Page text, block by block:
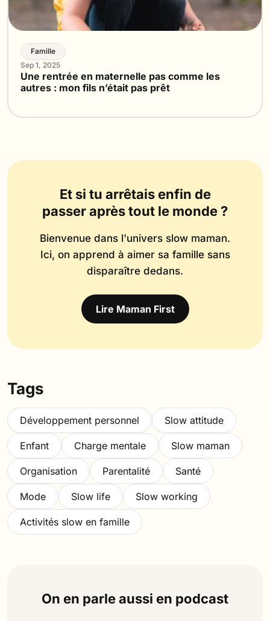
Famille
Sep 1, 2025
Une rentrée en maternelle pas comme les
autres : mon fils n’était pas prêt
Et si tu arrêtais enfin de
passer après tout le monde ?
Bienvenue dans l'univers slow maman.
Ici, on apprend à aimer sa famille sans
disparaître dedans.
Lire Maman First
Tags
Développement personnel Slow attitude
Enfant Charge mentale Slow maman
Organisation Parentalité Santé
Mode Slow life Slow working
Activités slow en famille
On en parle aussi en podcast